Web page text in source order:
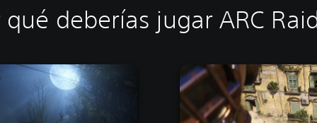
qué deberías jugar ARC